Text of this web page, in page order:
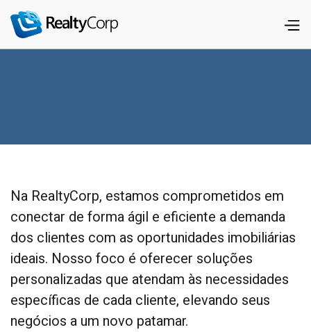
Na RealtyCorp, estamos comprometidos em
conectar de forma ágil e eficiente a demanda
dos clientes com as oportunidades imobiliárias
ideais. Nosso foco é oferecer soluções
personalizadas que atendam às necessidades
específicas de cada cliente, elevando seus
negócios a um novo patamar.